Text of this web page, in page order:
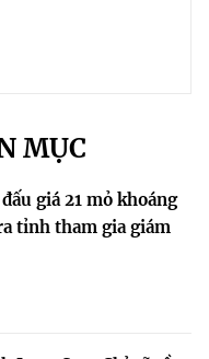
MỤC
giá 21 mỏ khoáng
tỉnh tham gia giám